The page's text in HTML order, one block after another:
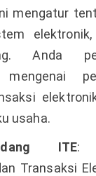
mengatur
Anda
mengenai
usaha.
ITE:
Transaksi